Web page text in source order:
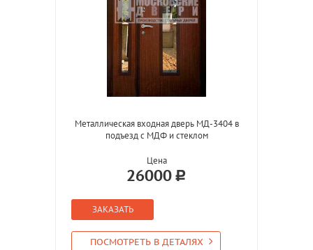
Металлическая входная дверь МД-3404 в
подъезд с МДФ и стеклом
Цена
26000
ЗАКАЗАТЬ
ПОСМОТРЕТЬ В ДЕТАЛЯХ